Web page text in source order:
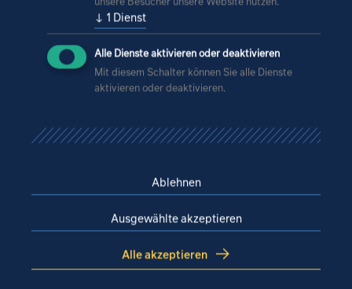
Ähnliche Referenzen
↓ 1 Dienst
Alle Dienste aktivieren oder deaktivieren
Mit diesem Schalter können Sie alle Dienste
aktivieren oder deaktivieren.
Ablehnen
Ausgewählte akzeptieren
Alle akzeptieren